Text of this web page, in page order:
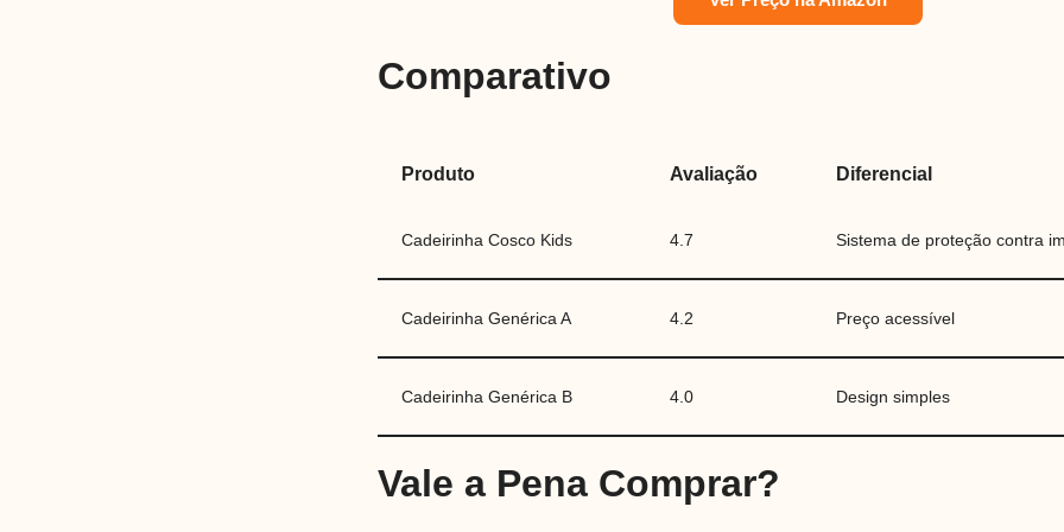
Comparativo
Produto Avaliação Diferencial
Cadeirinha Cosco Kids 4.7 Sistema de proteção contra
Cadeirinha Genérica A 4.2 Preço acessível
Cadeirinha Genérica B 4.0 Design simples
Vale a Pena Comprar?